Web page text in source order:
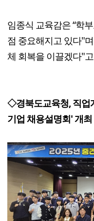
임종식 교육감은 “학
점 중요해지고 있다"
체 회복을 이끌겠다"
◇경북도교육청, 직업
기업 채용설명회' 개최